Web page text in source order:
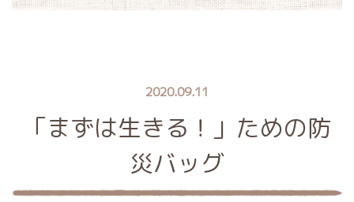
2020.09.11
「まずは生きる！」ための防
災バッグ